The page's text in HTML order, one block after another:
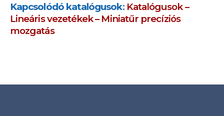
Kapcsolódó katalógusok: Katalógusok –
Lineáris vezetékek – Miniatűr precíziós
mozgatás